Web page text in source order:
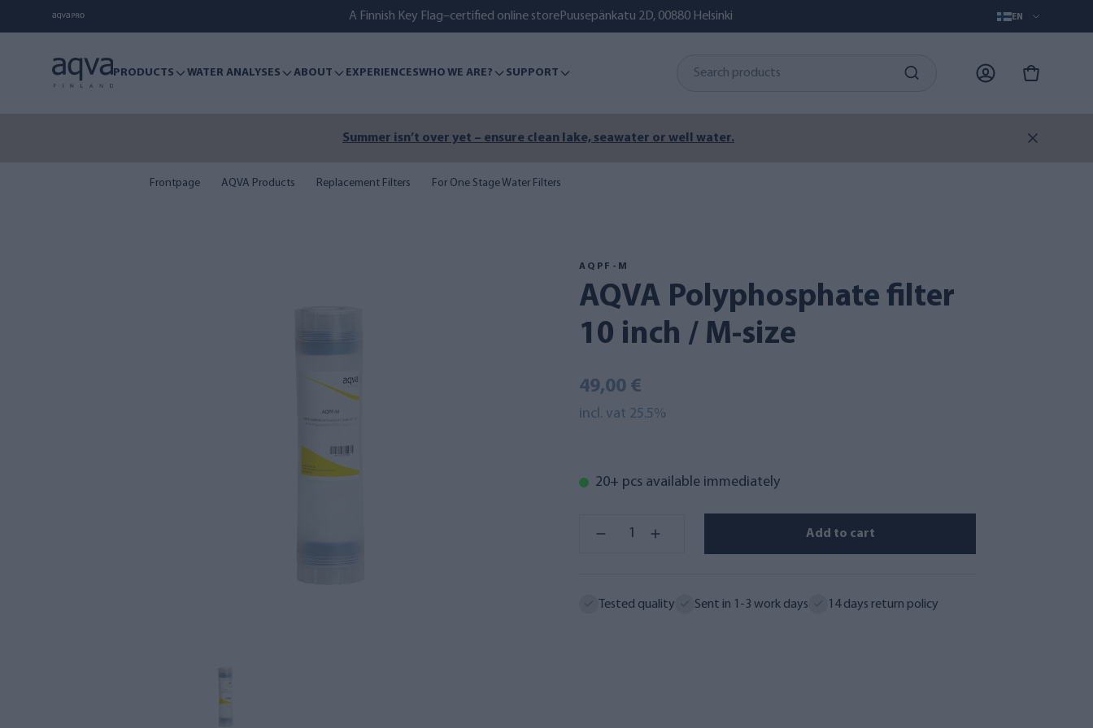
A Finnish Key Flag–certified online storePuusepänkatu 2D, 00880 Helsinki EN
PRODUCTS WATER ANALYSES ABOUT EXPERIENCESWHO WE ARE? SUPPORT
Summer isn’t over yet – ensure clean lake, seawater or well water.
Frontpage AQVA Products Replacement Filters For One Stage Water Filters
AQPF-M
AQVA Polyphosphate filter
10 inch / M-size
49,00 €
incl. vat 25.5%
20+ pcs available immediately
Add to cart
Tested quality Sent in 1-3 work days 14 days return policy